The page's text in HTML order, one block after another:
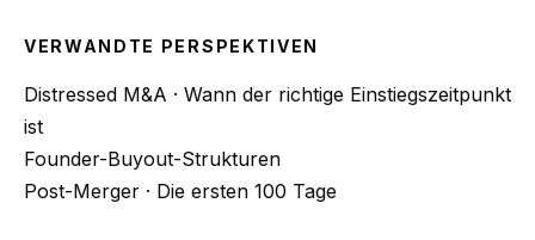
VERWANDTE PERSPEKTIVEN
Distressed M&A · Wann der richtige Einstiegszeitpunkt
ist
Founder-Buyout-Strukturen
Post-Merger · Die ersten 100 Tage